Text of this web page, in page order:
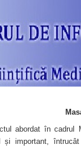
abordat în cadrul
și important,